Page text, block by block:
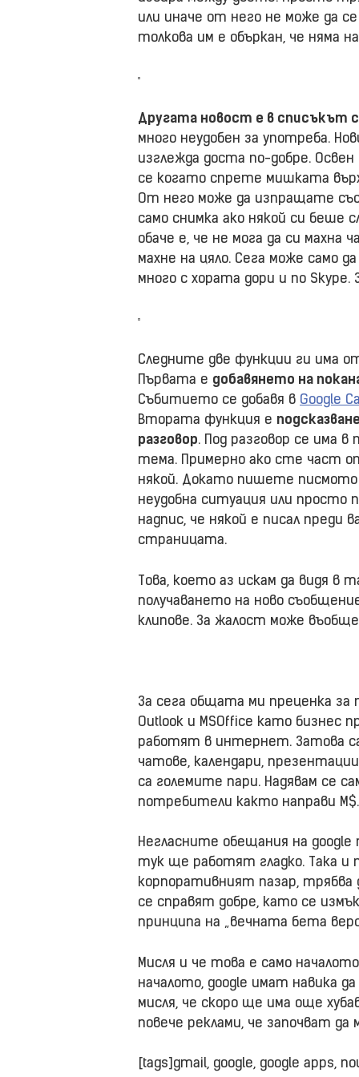
или иначе от него не може да
толкова им е объркан, че няма
Другата новост е в списъкът
много неудобен за употреба.
изглежда доста по-добре.
се когато спрете мишката
От него може да изпращате
само снимка ако някой си беше
обаче е, че не мога да си махна
махне на цяло. Сега може само
много с хората дори и по
Следните две функции ги има
Първата е добавянето на
Събитието се добавя в Google
Втората функция е
разговор. Под разговор се има
тема. Примерно ако сте част
някой. Докато пишете писмото
неудобна ситуация или просто
надпис, че някой е писал преди
страницата.
Това, което аз искам да видя в
получаването на ново
клипове. За жалост може
За сега общата ми преценка
Outlook и MSOffice като бизнес
работят в интернет. Затова
чатове, календари,
са големите пари. Надявам се
потребители както направи M$.
Негласните обещания на google
тук ще работят гладко. Така
корпоративният пазар,
се справят добре, като се
принципа на „вечната бета
Мисля и че това е само
началото, google имат навика
мисля, че скоро ще има още
повече реклами, че започват
[tags]gmail, google, google apps,